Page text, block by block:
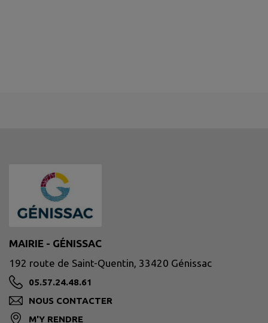
MAIRIE - GÉNISSAC
192 route de Saint-Quentin, 33420 Génissac
05.57.24.48.61
NOUS CONTACTER
M'Y RENDRE